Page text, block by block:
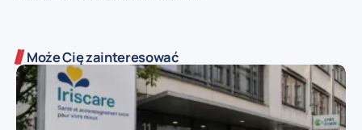
Może Cię zainteresować